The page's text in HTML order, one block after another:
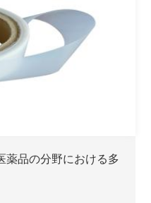
薬品の分野における多